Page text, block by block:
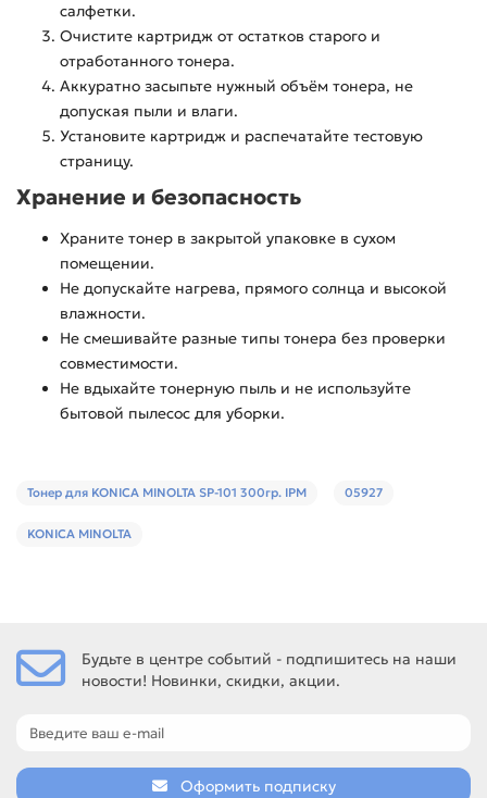
салфетки.
Очистите картридж от остатков старого и
отработанного тонера.
Аккуратно засыпьте нужный объём тонера, не
допуская пыли и влаги.
Установите картридж и распечатайте тестовую
страницу.
Хранение и безопасность
Храните тонер в закрытой упаковке в сухом
помещении.
Не допускайте нагрева, прямого солнца и высокой
влажности.
Не смешивайте разные типы тонера без проверки
совместимости.
Не вдыхайте тонерную пыль и не используйте
бытовой пылесос для уборки.
Тонер для KONICA MINOLTA SP-101 300гр. IPM 05927
KONICA MINOLTA
Будьте в центре событий - подпишитесь на наши
новости! Новинки, скидки, акции.
Оформить подписку